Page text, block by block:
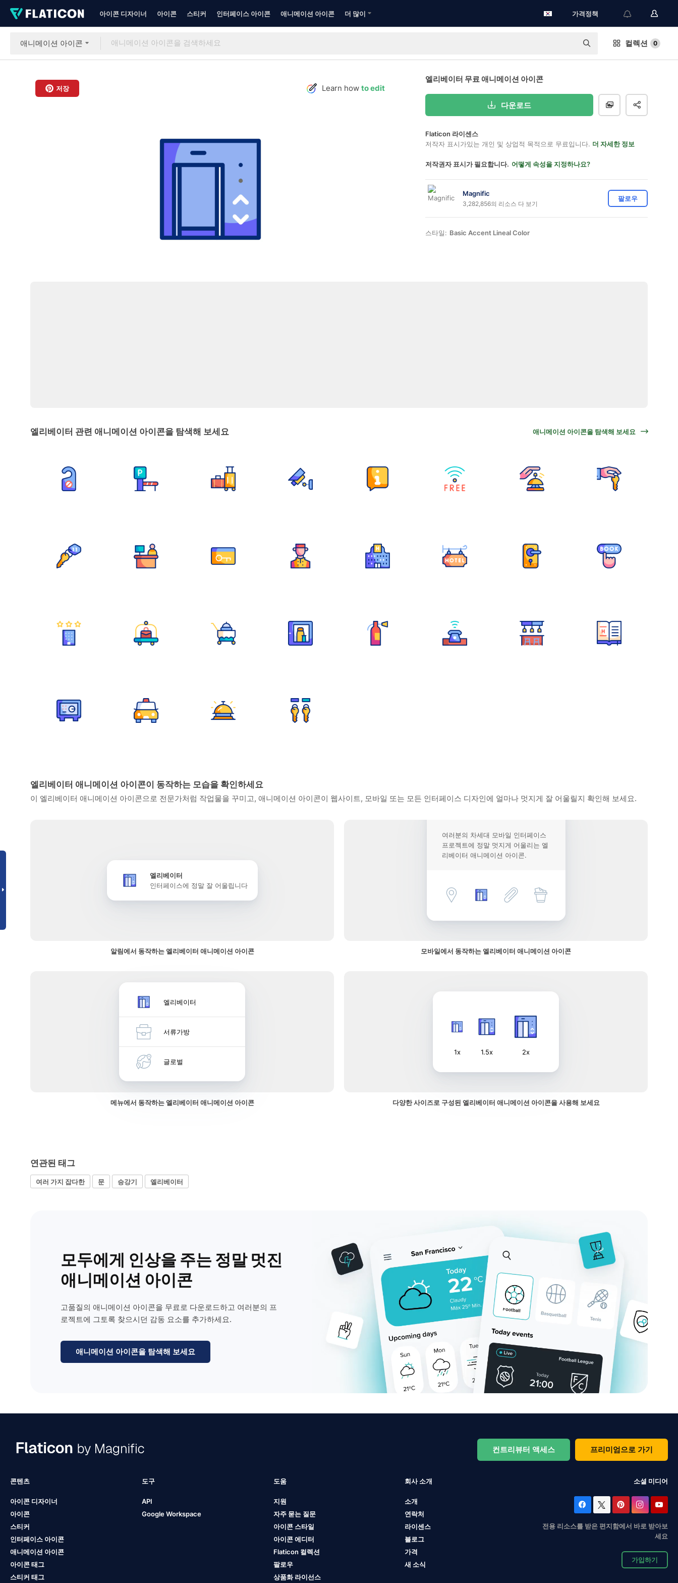
아이콘 디자이너 아이콘 스티커 인터페이스 아이콘 애니메이션 아이콘 더 많이 가격정책
애니메이션 아이콘 컬렉션 0
저장 Learn how to edit
엘리베이터 무료 애니메이션 아이콘
다운로드
Flaticon 라이센스
저작자 표시가있는 개인 및 상업적 목적으로 무료입니다. 더 자세한 정보
저작권자 표시가 필요합니다. 어떻게 속성을 지정하나요?
Magnific
3,282,856의 리소스 다 보기
팔로우
스타일: Basic Accent Lineal Color
엘리베이터 관련 애니메이션 아이콘을 탐색해 보세요 애니메이션 아이콘을 탐색해 보세요
엘리베이터 애니메이션 아이콘이 동작하는 모습을 확인하세요
이 엘리베이터 애니메이션 아이콘으로 전문가처럼 작업물을 꾸미고, 애니메이션 아이콘이 웹사이트, 모바일 또는 모든 인터페이스 디자인에 얼마나 멋지게 잘 어울릴지 확인해 보세요.
엘리베이터
인터페이스에 정말 잘 어울립니다
알림에서 동작하는 엘리베이터 애니메이션 아이콘
여러분의 차세대 모바일 인터페이스
프로젝트에 정말 멋지게 어울리는 엘
리베이터 애니메이션 아이콘.
모바일에서 동작하는 엘리베이터 애니메이션 아이콘
엘리베이터
서류가방
글로벌
메뉴에서 동작하는 엘리베이터 애니메이션 아이콘
1x 1.5x 2x
다양한 사이즈로 구성된 엘리베이터 애니메이션 아이콘을 사용해 보세요
연관된 태그
여러 가지 잡다한 문 승강기 엘리베이터
모두에게 인상을 주는 정말 멋진
애니메이션 아이콘
고품질의 애니메이션 아이콘을 무료로 다운로드하고 여러분의 프
로젝트에 그토록 찾으시던 감동 요소를 추가하세요.
애니메이션 아이콘을 탐색해 보세요
컨트리뷰터 액세스 프리미엄으로 가기
콘텐츠
아이콘 디자이너
아이콘
스티커
인터페이스 아이콘
애니메이션 아이콘
아이콘 태그
스티커 태그
도구
API
Google Workspace
도움
지원
자주 묻는 질문
아이콘 스타일
아이콘 에디터
Flaticon 컬렉션
팔로우
상품화 라이선스
회사 소개
소개
연락처
라이센스
블로그
가격
새 소식
소셜 미디어
전용 리소스를 받은 편지함에서 바로 받아보
세요
가입하기